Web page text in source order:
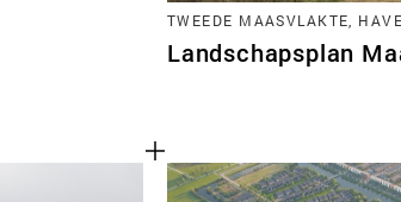
TWEEDE MAASVLAKTE,
Landschapsplan